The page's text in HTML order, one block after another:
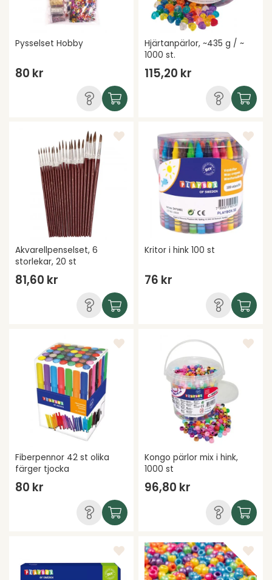
Pysselset Hobby
80 kr
Hjärtanpärlor, ~435 g / ~
1000 st.
115,20 kr
Akvarellpenselset, 6
storlekar, 20 st
81,60 kr
Kritor i hink 100 st
76 kr
Fiberpennor 42 st olika
färger tjocka
80 kr
Kongo pärlor mix i hink,
1000 st
96,80 kr